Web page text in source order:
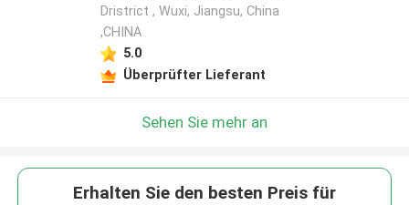
Dristrict , Wuxi, Jiangsu, China
,CHINA
5.0
Überprüfter Lieferant
Sehen Sie mehr an
Erhalten Sie den besten Preis für